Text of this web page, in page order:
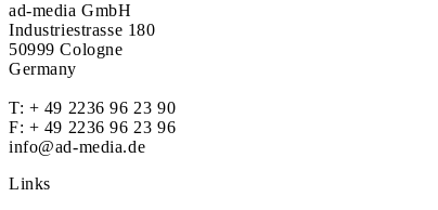
ad-media GmbH
Industriestrasse 180
50999 Cologne
Germany
T: + 49 2236 96 23 90
F: + 49 2236 96 23 96
info@ad-media.de
Links